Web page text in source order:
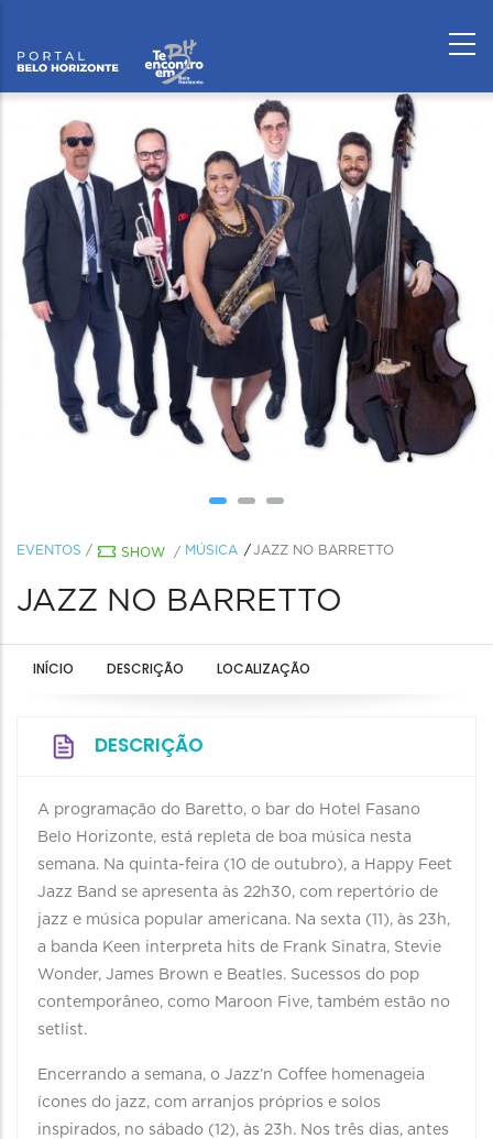
EVENTOS / SHOW / MÚSICA JAZZ NO BARRETTO
JAZZ NO BARRETTO
INÍCIO DESCRIÇÃO LOCALIZAÇÃO
DESCRIÇÃO
A programação do Baretto, o bar do Hotel Fasano
Belo Horizonte, está repleta de boa música nesta
semana. Na quinta-feira (10 de outubro), a Happy Feet
Jazz Band se apresenta às 22h30, com repertório de
jazz e música popular americana. Na sexta (11), às 23h,
a banda Keen interpreta hits de Frank Sinatra, Stevie
Wonder, James Brown e Beatles. Sucessos do pop
contemporâneo, como Maroon Five, também estão no
setlist.
Encerrando a semana, o Jazz’n Coffee homenageia
ícones do jazz, com arranjos próprios e solos
inspirados, no sábado (12), às 23h. Nos três dias, antes